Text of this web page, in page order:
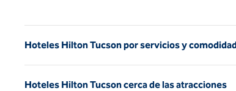
Hoteles Hilton Tucson por servicios y
Hoteles Hilton Tucson cerca de las atracciones